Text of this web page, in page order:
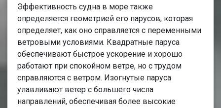
Эффективность судна в море также
определяется геометрией его парусов, которая
определяет, как оно справляется с переменными
ветровыми условиями. Квадратные паруса
обеспечивают быстрое ускорение и хорошо
работают при спокойном ветре, но с трудом
справляются с ветром. Изогнутые паруса
улавливают ветер с большего числа
направлений, обеспечивая более высокие